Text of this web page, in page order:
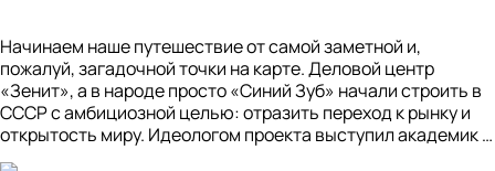
Начинаем наше путешествие от самой заметной и,
пожалуй, загадочной точки на карте. Деловой центр
«Зенит», а в народе просто «Синий Зуб» начали строить в
СССР с амбициозной целью: отразить переход к рынку и
открытость миру. Идеологом проекта выступил академик
Аганбегян, вдохновлённый европейской архитектурой.